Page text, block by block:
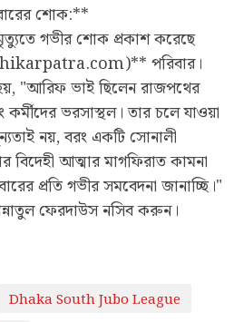
শোক:**
গভীর শোক প্রকাশ করেছে
পরিবার।
"আরিফ ভাই ছিলেন রাজপথের
ভরসাস্থল। তার চলে যাওয়া
নয়, বরং একটি সোনালী
বিদেহী আত্মার মাগফিরাত কামনা
প্রতি গভীর সমবেদনা জানাচ্ছি।"
ফেরদাউস নসিব করুন।
Dhaka South Jubo League